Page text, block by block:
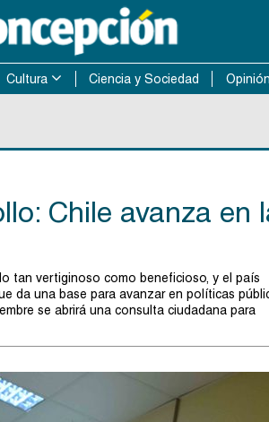
Cultura Ciencia y Sociedad Opinión
Chile avanza en
tan vertiginoso como beneficioso, y el país
da una base para avanzar en políticas
se abrirá una consulta ciudadana para